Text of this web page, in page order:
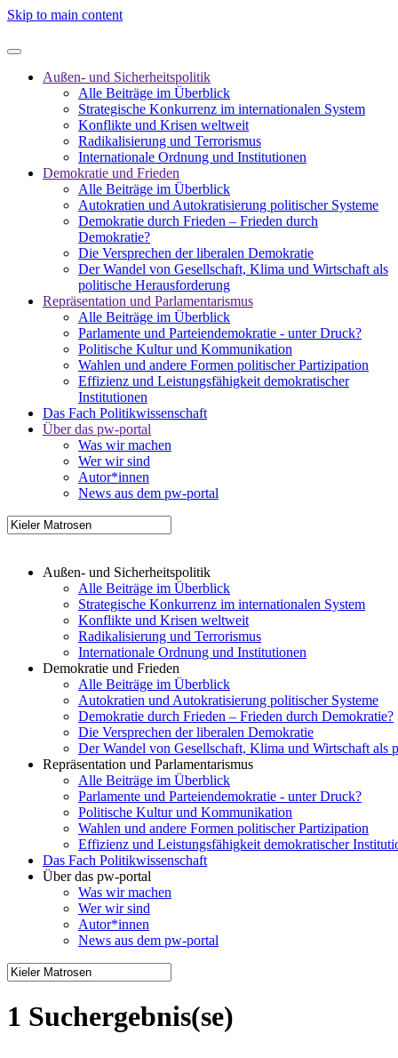
Skip to main content
Außen- und Sicherheitspolitik
Alle Beiträge im Überblick
Strategische Konkurrenz im internationalen System
Konflikte und Krisen weltweit
Radikalisierung und Terrorismus
Internationale Ordnung und Institutionen
Demokratie und Frieden
Alle Beiträge im Überblick
Autokratien und Autokratisierung politischer Systeme
Demokratie durch Frieden – Frieden durch
Demokratie?
Die Versprechen der liberalen Demokratie
Der Wandel von Gesellschaft, Klima und Wirtschaft als
politische Herausforderung
Repräsentation und Parlamentarismus
Alle Beiträge im Überblick
Parlamente und Parteiendemokratie - unter Druck?
Politische Kultur und Kommunikation
Wahlen und andere Formen politischer Partizipation
Effizienz und Leistungsfähigkeit demokratischer
Institutionen
Das Fach Politikwissenschaft
Über das pw-portal
Was wir machen
Wer wir sind
Autor*innen
News aus dem pw-portal
Außen- und Sicherheitspolitik
Alle Beiträge im Überblick
Strategische Konkurrenz im internationalen System
Konflikte und Krisen weltweit
Radikalisierung und Terrorismus
Internationale Ordnung und Institutionen
Demokratie und Frieden
Alle Beiträge im Überblick
Autokratien und Autokratisierung politischer Systeme
Demokratie durch Frieden – Frieden durch Demokratie?
Die Versprechen der liberalen Demokratie
Der Wandel von Gesellschaft, Klima und Wirtschaft als
Repräsentation und Parlamentarismus
Alle Beiträge im Überblick
Parlamente und Parteiendemokratie - unter Druck?
Politische Kultur und Kommunikation
Wahlen und andere Formen politischer Partizipation
Effizienz und Leistungsfähigkeit demokratischer
Das Fach Politikwissenschaft
Über das pw-portal
Was wir machen
Wer wir sind
Autor*innen
News aus dem pw-portal
1 Suchergebnis(se)